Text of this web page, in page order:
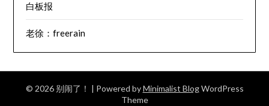
白板报
老徐：freerain
© 2026 别闹了！ | Powered byMinimalist BlogWordPress
Theme